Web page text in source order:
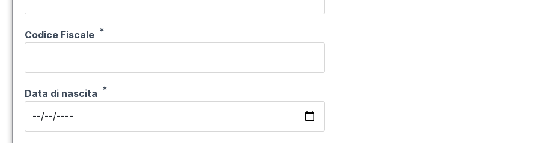
Codice Fiscale
Data di nascita